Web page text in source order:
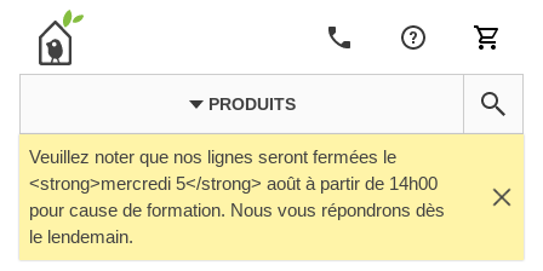
PRODUITS
Veuillez noter que nos lignes seront fermées le
<strong>mercredi 5</strong> août à partir de 14h00
pour cause de formation. Nous vous répondrons dès
le lendemain.